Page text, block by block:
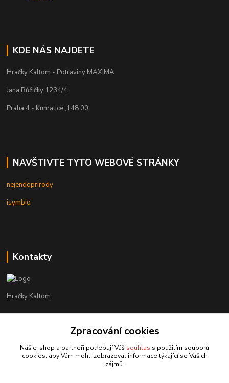
KDE NÁS NAJDETE
Hračky Kaltom - Potraviny MAXIMA
Jana Růžičky 1234/4
Praha 4 - Kunratice ,148 00
NAVŠTIVTE TYTO WEBOVÉ STRÁNKY
nejendoprirody
isymbio
Kontakty
Hračky Kaltom
+420 777 538 008
hrackykaltom@gmail.com
Zpracování cookies
Náš e-shop a partneři potřebují Váš souhlas s použitím souborů
cookies, aby Vám mohli zobrazovat informace týkající se Vašich
zájmů.